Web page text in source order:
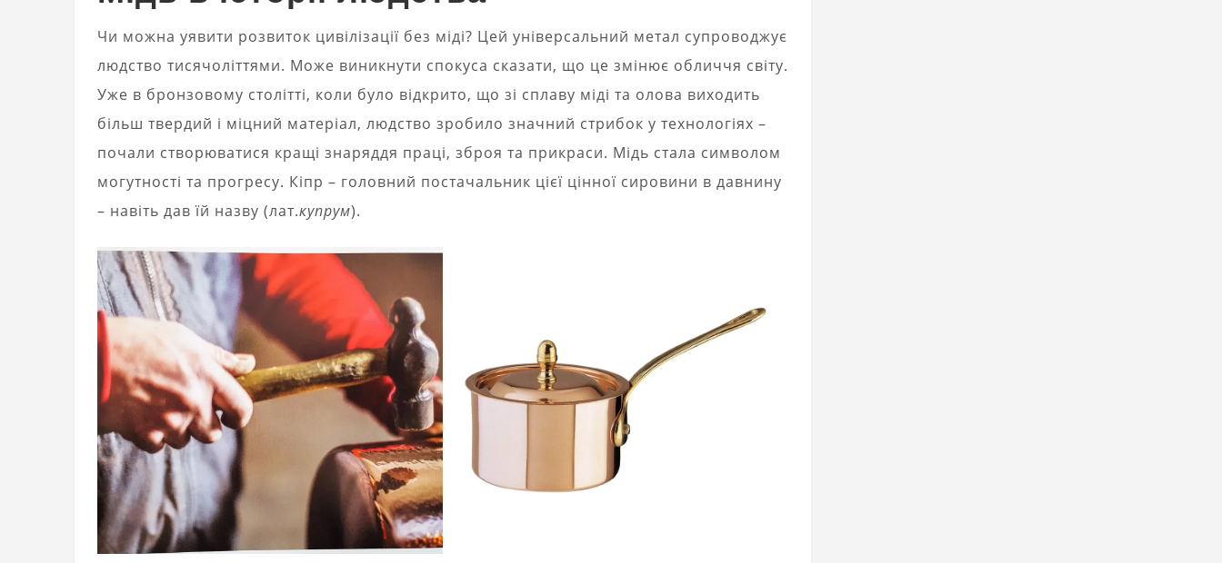
Чи можна уявити розвиток цивілізації без міді? Цей універсальний метал супроводжує
людство тисячоліттями. Може виникнути спокуса сказати, що це змінює обличчя світу.
Уже в бронзовому столітті, коли було відкрито, що зі сплаву міді та олова виходить
більш твердий і міцний матеріал, людство зробило значний стрибок у технологіях –
почали створюватися кращі знаряддя праці, зброя та прикраси. Мідь стала символом
могутності та прогресу. Кіпр – головний постачальник цієї цінної сировини в давнину
– навіть дав їй назву (лат.купрум).